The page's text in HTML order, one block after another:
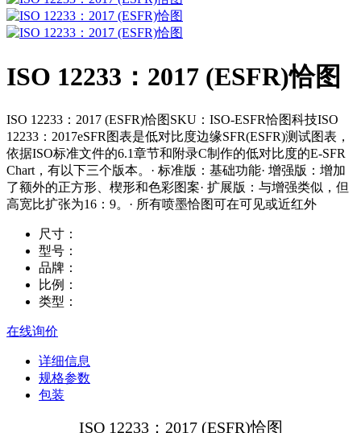
ISO 12233：2017 (ESFR)恰图
ISO 12233：2017 (ESFR)恰图SKU：ISO-ESFR恰图科技ISO
12233：2017eSFR图表是低对比度边缘SFR(ESFR)测试图表，
依据ISO标准文件的6.1章节和附录C制作的低对比度的E-SFR
Chart，有以下三个版本。· 标准版：基础功能· 增强版：增加
了额外的正方形、楔形和色彩图案· 扩展版：与增强类似，但
高宽比扩张为16：9。· 所有喷墨恰图可在可见或近红外
尺寸：
型号：
品牌：
比例：
类型：
在线询价
详细信息
规格参数
包装
ISO 12233：2017 (ESFR)恰图